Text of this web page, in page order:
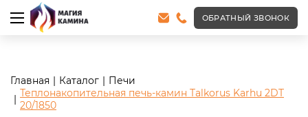
<meta name="robots" content="noindex, follow"/>
ОБРАТНЫЙ ЗВОНОК
Главная Каталог
Печи
Теплонакопительная печь-камин Talkorus Karhu 2DT
20/1850